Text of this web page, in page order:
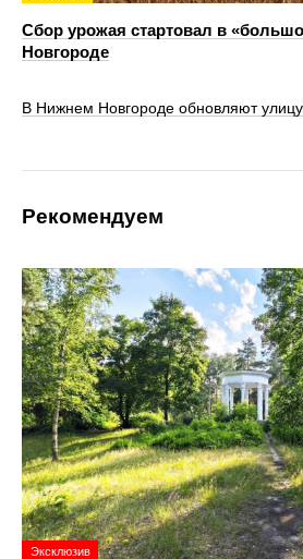
Сбор урожая стартовал в
Новгороде
В Нижнем Новгороде обновляют
Рекомендуем
Эксклюзив